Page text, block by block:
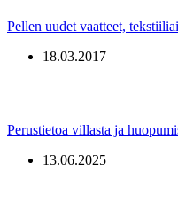
Pellen uudet vaatteet,
18.03.2017
Perustietoa villasta ja
13.06.2025